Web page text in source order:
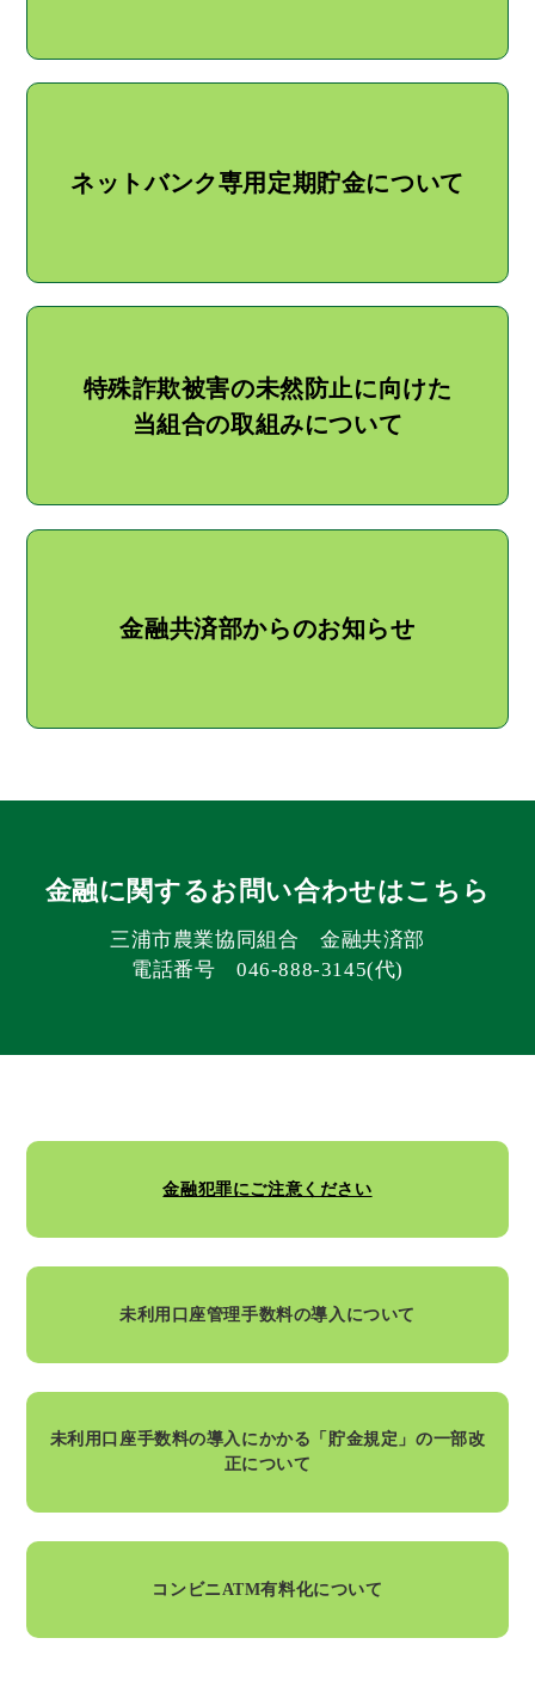
ネットバンク専用定期貯金について
特殊詐欺被害の未然防止に向けた
当組合の取組みについて
金融共済部からのお知らせ
金融に関するお問い合わせはこちら
三浦市農業協同組合 金融共済部
電話番号 046-888-3145(代)
金融犯罪にご注意ください
未利用口座管理手数料の導入について
未利用口座手数料の導入にかかる「貯金規定」の一部改
正について
コンビニATM有料化について